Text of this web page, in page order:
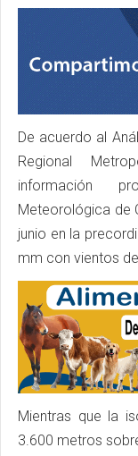
De acuerdo al
Regional
información
Meteorológica de
junio en la
mm con vientos
Mientras que la
3.600 metros